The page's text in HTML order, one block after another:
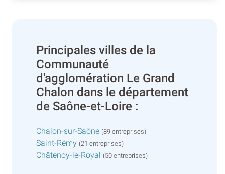
Principales villes de la
Communauté
d'agglomération Le Grand
Chalon dans le département
de Saône-et-Loire :
Chalon-sur-Saône (89 entreprises)
Saint-Rémy (21 entreprises)
Châtenoy-le-Royal (50 entreprises)